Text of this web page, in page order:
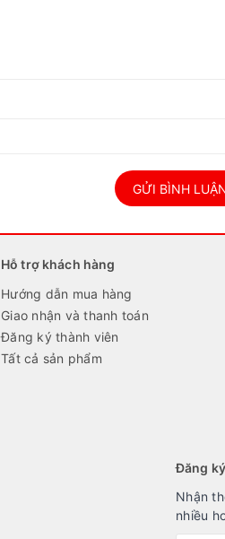
GỬI BÌNH
Hỗ trợ khách hàng
Hướng dẫn mua hàng
Giao nhận và thanh toán
Đăng ký thành viên
Tất cả sản phẩm
Đăng
Nhận
nhiều